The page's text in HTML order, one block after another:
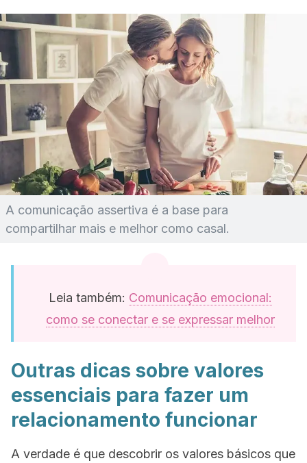
A comunicação assertiva é a base para
compartilhar mais e melhor como casal.
Leia também: Comunicação emocional:
como se conectar e se expressar melhor
Outras dicas sobre valores
essenciais para fazer um
relacionamento funcionar
A verdade é que descobrir os valores básicos que